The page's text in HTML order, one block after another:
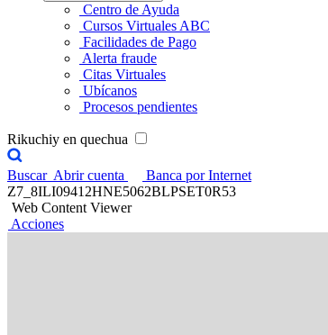
Centro de Ayuda
Cursos Virtuales ABC
Facilidades de Pago
Alerta fraude
Citas Virtuales
Ubícanos
Procesos pendientes
Rikuchiy en quechua
Buscar Abrir cuenta
Banca por Internet
Z7_8ILI09412HNE5062BLPSET0R53
Web Content Viewer
Acciones